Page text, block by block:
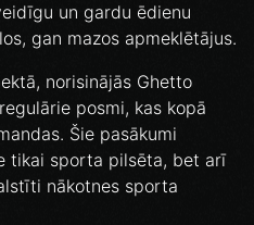
un gardu ēdienu
gan mazos apmeklētājus.
norisinājās Ghetto
posmi, kas kopā
Šie pasākumi
tikai sporta pilsēta, bet arī
nākotnes sporta